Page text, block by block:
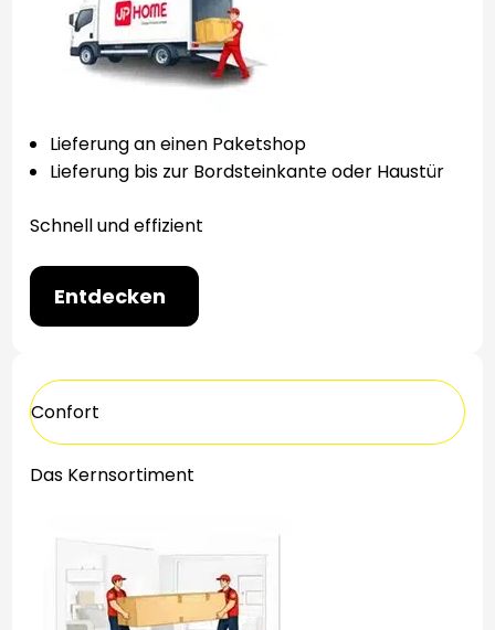
Lieferung an einen Paketshop
Lieferung bis zur Bordsteinkante oder Haustür
Schnell und effizient
Entdecken
Confort
Das Kernsortiment